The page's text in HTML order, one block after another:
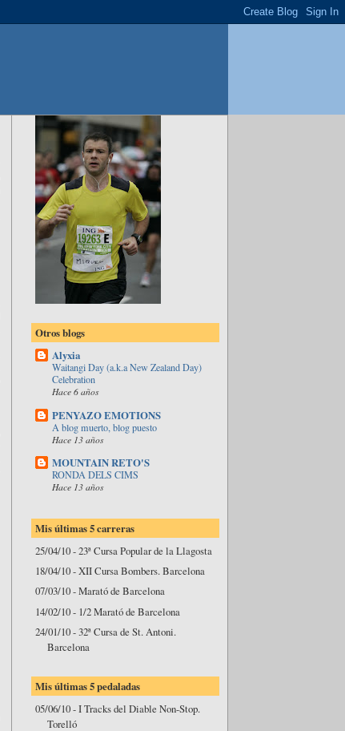
Otros blogs
Alyxia
Waitangi Day (a.k.a New Zealand Day)
Celebration
Hace 6 años
PENYAZO EMOTIONS
A blog muerto, blog puesto
Hace 13 años
MOUNTAIN RETO'S
RONDA DELS CIMS
Hace 13 años
Mis últimas 5 carreras
25/04/10 - 23ª Cursa Popular de la Llagosta
18/04/10 - XII Cursa Bombers. Barcelona
07/03/10 - Marató de Barcelona
14/02/10 - 1/2 Marató de Barcelona
24/01/10 - 32ª Cursa de St. Antoni.
Barcelona
Mis últimas 5 pedaladas
05/06/10 - I Tracks del Diable Non-Stop.
Torelló